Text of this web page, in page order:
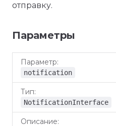
отправку.
Параметры
Параметр
notification
NotificationInterface